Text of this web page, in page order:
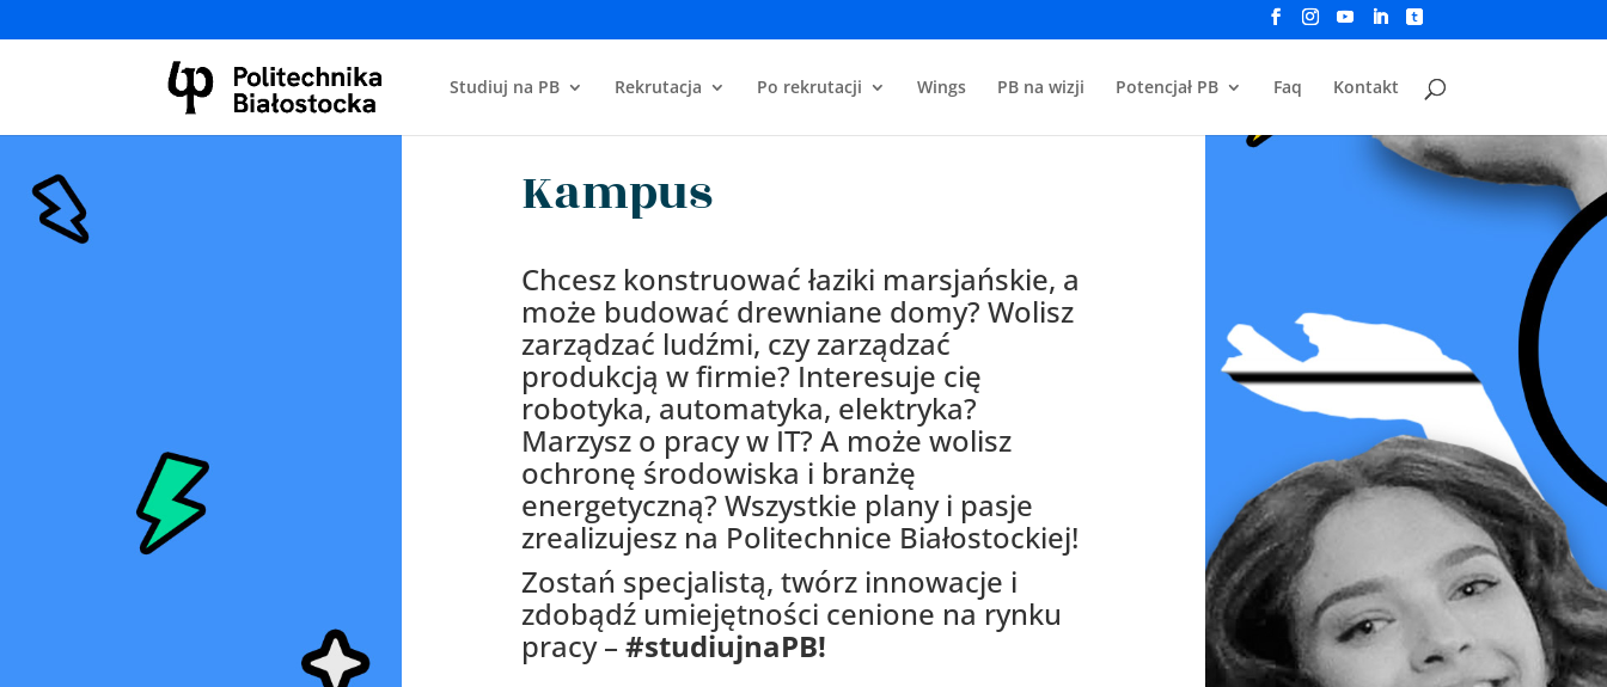
Studiuj na PB Rekrutacja Po rekrutacji Wings PB na wizji Potencjał PB Faq Kontakt
Kampus
Chcesz konstruować łaziki marsjańskie, a
może budować drewniane domy? Wolisz
zarządzać ludźmi, czy zarządzać
produkcją w firmie? Interesuje cię
robotyka, automatyka, elektryka?
Marzysz o pracy w IT? A może wolisz
ochronę środowiska i branżę
energetyczną? Wszystkie plany i pasje
zrealizujesz na Politechnice Białostockiej!
Zostań specjalistą, twórz innowacje i
zdobądź umiejętności cenione na rynku
pracy – #studiujnaPB!